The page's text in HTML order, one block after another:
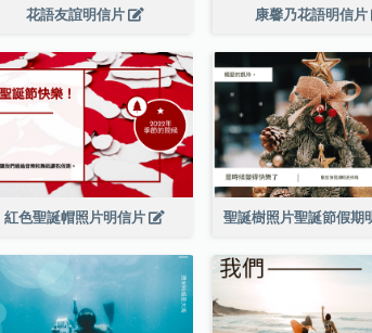
花語友誼明信片 康馨乃花語明信片
紅色聖誕帽照片明信片